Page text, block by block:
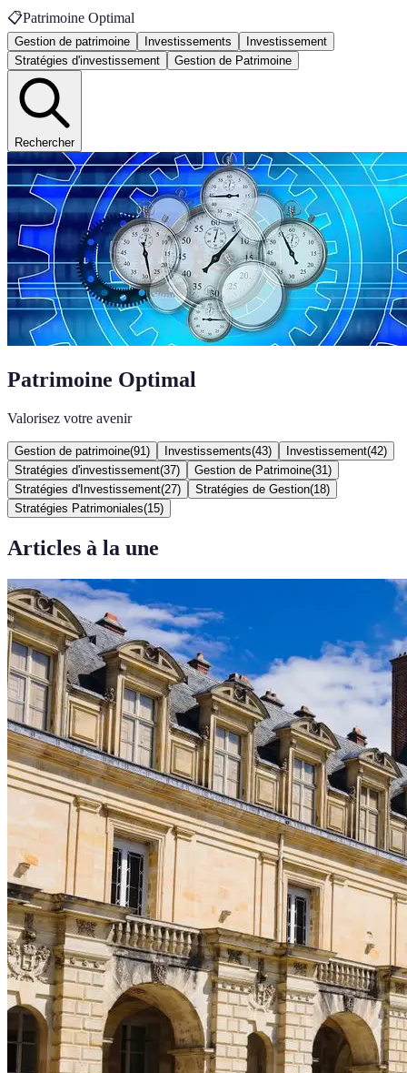
📋Patrimoine Optimal
Gestion de patrimoine Investissements
Investissement
Stratégies d'investissement
Gestion de Patrimoine
Rechercher
Patrimoine Optimal
Valorisez votre avenir
Gestion de patrimoine(91 ) Investissements(43) Investissement(42)
Stratégies d'investissement(37) Gestion de Patrimoine(31 )
Stratégies d'Investissement(27) Stratégies de Gestion(18)
Stratégies Patrimoniales(15)
Articles à la une